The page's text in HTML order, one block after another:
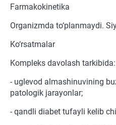
Farmakokinetika
Organizmda to‘planmaydi.
Ko‘rsatmalar
Kompleks davolash tarkibida:
- uglevod almashinuvining
patologik jarayonlar;
- qandli diabet tufayli kelib